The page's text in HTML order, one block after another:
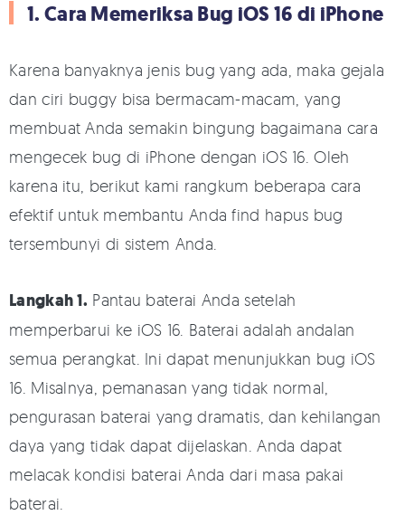
1. Cara Memeriksa Bug iOS 16 di iPhone
Karena banyaknya jenis bug yang ada, maka gejala
dan ciri buggy bisa bermacam-macam, yang
membuat Anda semakin bingung bagaimana cara
mengecek bug di iPhone dengan iOS 16. Oleh
karena itu, berikut kami rangkum beberapa cara
efektif untuk membantu Anda find hapus bug
tersembunyi di sistem Anda.
Langkah 1. Pantau baterai Anda setelah
memperbarui ke iOS 16. Baterai adalah andalan
semua perangkat. Ini dapat menunjukkan bug iOS
16. Misalnya, pemanasan yang tidak normal,
pengurasan baterai yang dramatis, dan kehilangan
daya yang tidak dapat dijelaskan. Anda dapat
melacak kondisi baterai Anda dari masa pakai
baterai.